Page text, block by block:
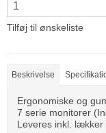
Tilføj til ønskeliste
Beskrivelse
Ergonomiske og
7 serie monitorer
Leveres inkl.